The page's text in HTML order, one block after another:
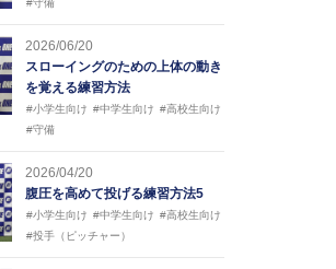
#守備
2026/06/20
スローイングのための上体の動き
を覚える練習方法
#小学生向け #中学生向け #高校生向け
#守備
2026/04/20
腹圧を高めて投げる練習方法5
#小学生向け #中学生向け #高校生向け
#投手（ピッチャー）